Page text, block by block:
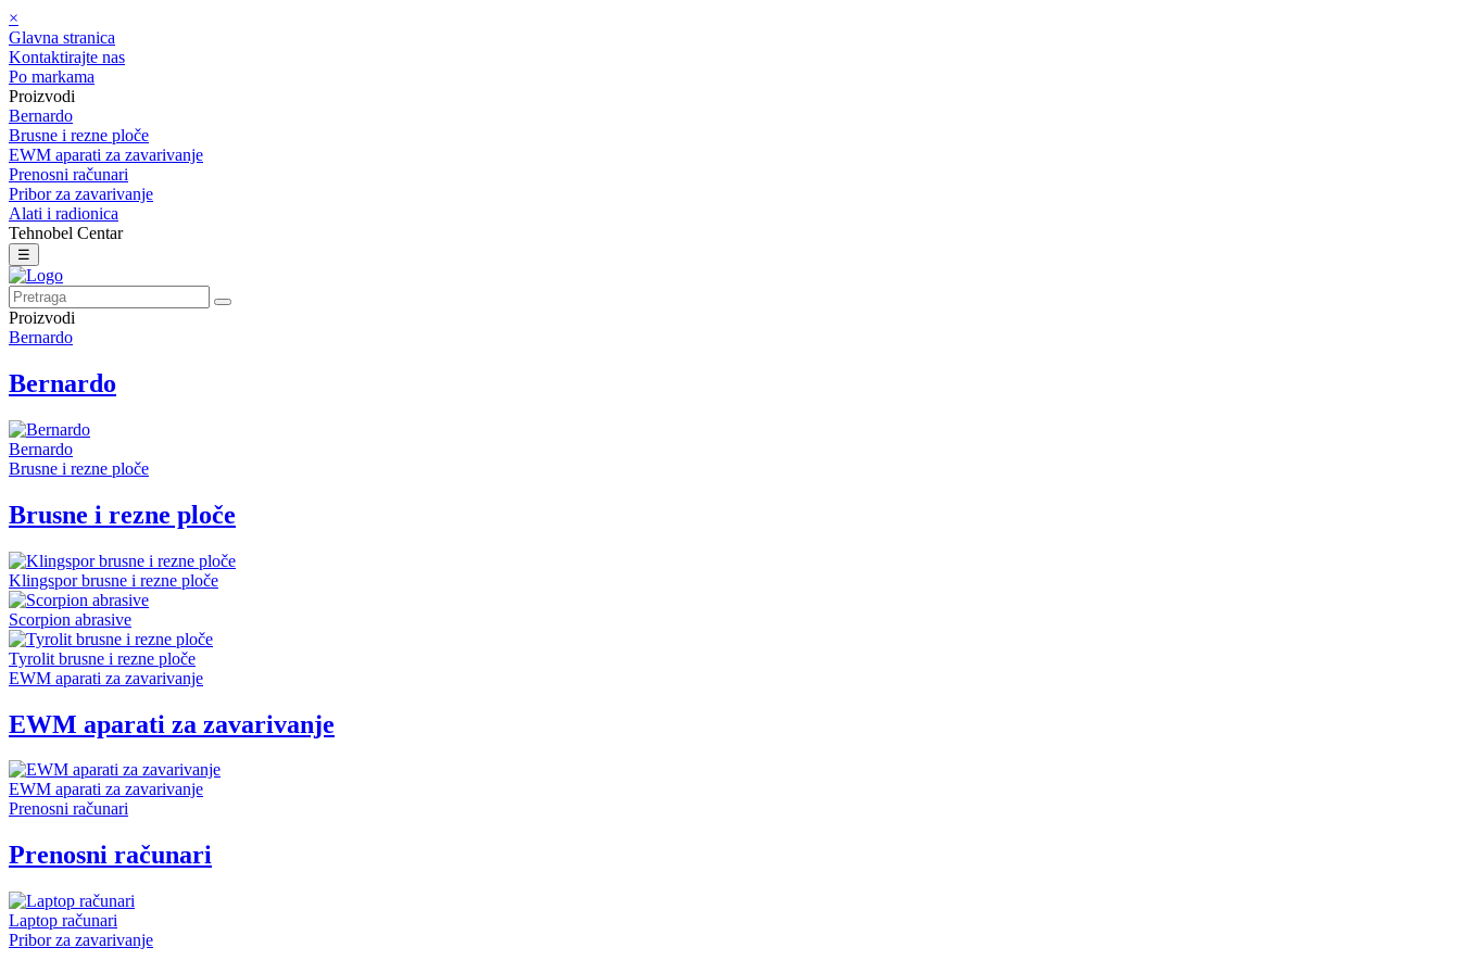
×
Glavna stranica
Kontaktirajte nas
Po markama
Proizvodi
Bernardo
Brusne i rezne ploče
EWM aparati za zavarivanje
Prenosni računari
Pribor za zavarivanje
Alati i radionica
Tehnobel Centar
☰
Proizvodi
Bernardo
Bernardo
Bernardo
Brusne i rezne ploče
Brusne i rezne ploče
Klingspor brusne i rezne ploče
Scorpion abrasive
Tyrolit brusne i rezne ploče
EWM aparati za zavarivanje
EWM aparati za zavarivanje
EWM aparati za zavarivanje
Prenosni računari
Prenosni računari
Laptop računari
Pribor za zavarivanje